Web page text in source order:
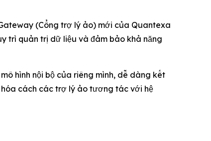
(Cổng trợ lý ảo) mới của Quantexa
trì quản trị dữ liệu và đảm bảo khả năng
hình nội bộ của riêng mình, dễ dàng kết
cách các trợ lý ảo tương tác với hệ